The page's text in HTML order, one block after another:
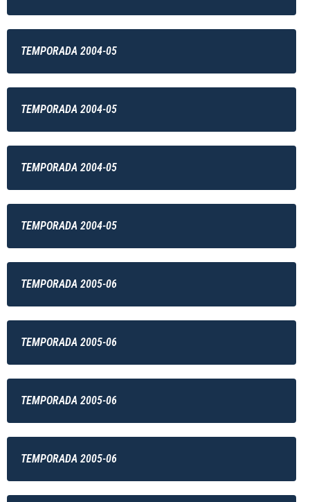
TEMPORADA 2004-05
TEMPORADA 2004-05
TEMPORADA 2004-05
TEMPORADA 2004-05
TEMPORADA 2005-06
TEMPORADA 2005-06
TEMPORADA 2005-06
TEMPORADA 2005-06